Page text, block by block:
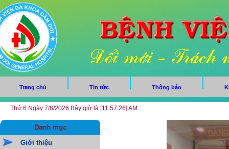
Trang chủ Tin tức Thông báo
Thứ 6 Ngày 7/8/2026 Bây giờ là [11:57:27] AM
Danh mục
Giới thiệu